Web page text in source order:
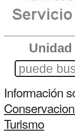
Información
Turismo